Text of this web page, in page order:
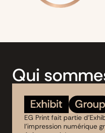
Qui
EG Print fait partie
l'impression numérique